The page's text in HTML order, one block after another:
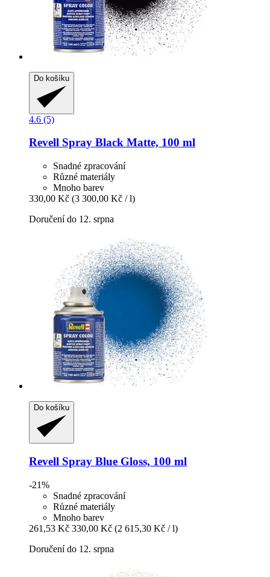
Do košíku
4.6 (5)
Revell Spray Black Matte, 100 ml
Snadné zpracování
Různé materiály
Mnoho barev
330,00 Kč (3 300,00 Kč / l)
Doručení do 12. srpna
Do košíku
Revell Spray Blue Gloss, 100 ml
-21%
Snadné zpracování
Různé materiály
Mnoho barev
261,53 Kč 330,00 Kč (2 615,30 Kč / l)
Doručení do 12. srpna